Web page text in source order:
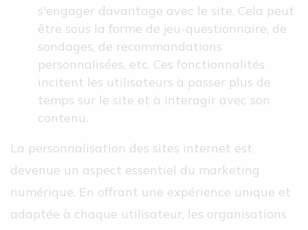
s'engager davantage avec le site. Cela peut
être sous la forme de jeu-questionnaire, de
sondages, de recommandations
personnalisées, etc. Ces fonctionnalités
incitent les utilisateurs à passer plus de
temps sur le site et à interagir avec son
contenu.
La personnalisation des sites internet est
devenue un aspect essentiel du marketing
numérique. En offrant une expérience unique et
adaptée à chaque utilisateur, les organisations